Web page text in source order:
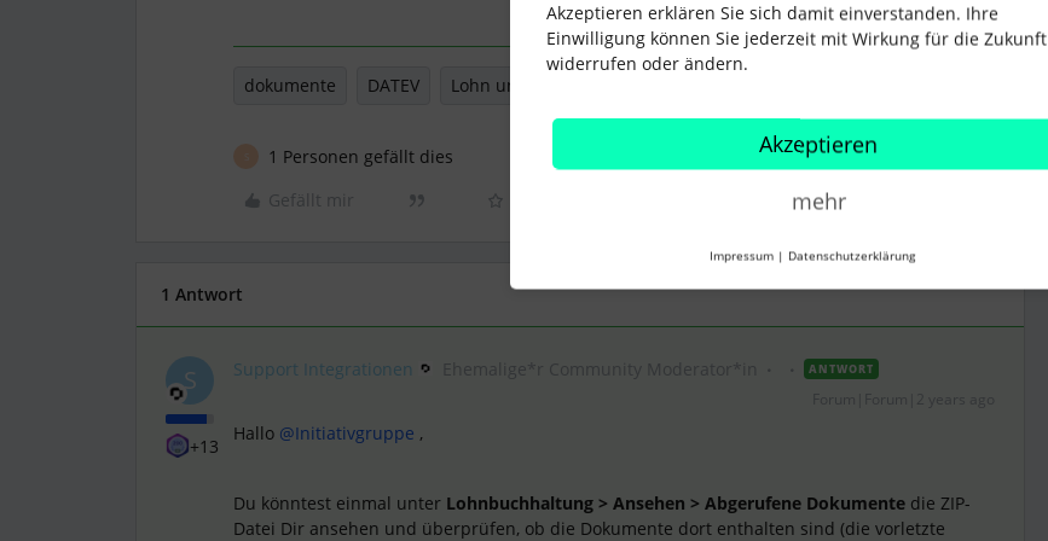
dokumente DATEV Lohn und Gehalt
1 Personen gefällt dies
Gefällt mir
1 Antwort
S
+13
Support Integrationen ANTWORT
Hallo @Initiativgruppe ,
Du könntest einmal unter Lohnbuchhaltung > Ansehen > Abgerufene Dokumente die ZIP-
Datei Dir ansehen und überprüfen, ob die Dokumente dort enthalten sind (die vorletzte
Akzeptieren erklären Sie sich damit einverstanden. Ihre
Einwilligung können Sie jederzeit mit Wirkung für die Zukunft
widerrufen oder ändern.
Akzeptieren
mehr
Impressum | Datenschutzerklärung